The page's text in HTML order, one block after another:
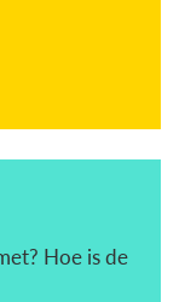
Hoe is de